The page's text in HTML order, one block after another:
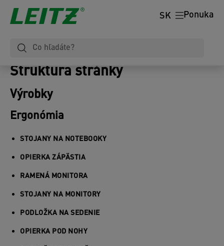
Ponuka
SK
Štruktúra stránky
Výrobky
Ergonómia
STOJANY NA NOTEBOOKY
OPIERKA ZÁPÄSTIA
RAMENÁ MONITORA
STOJANY NA MONITORY
PODLOŽKA NA SEDENIE
OPIERKA POD NOHY